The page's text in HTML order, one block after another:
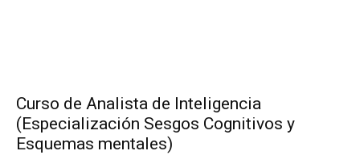
Curso de Analista de Inteligencia
(Especialización Sesgos Cognitivos y
Esquemas mentales)